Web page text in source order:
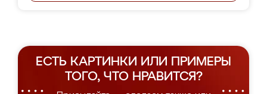
ЕСТЬ КАРТИНКИ ИЛИ ПРИМЕРЫ
ТОГО, ЧТО НРАВИТСЯ?